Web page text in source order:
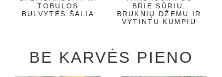
TOBULOS
BULVYTĖS ŠALIA
BRIE SŪRIU,
BRUKNIŲ DŽEMU IR
VYTINTU KUMPIU
BE KARVĖS PIENO